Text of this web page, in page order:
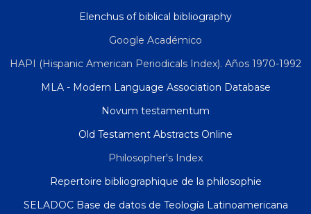
Elenchus of biblical bibliography
Google Académico
HAPI (Hispanic American Periodicals Index). Años 1970-1992
MLA - Modern Language Association Database
Novum testamentum
Old Testament Abstracts Online
Philosopher's Index
Repertoire bibliographique de la philosophie
SELADOC Base de datos de Teología Latinoamericana